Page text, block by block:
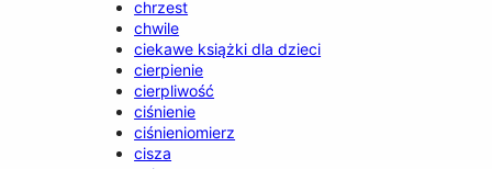
chrzest
chwile
ciekawe książki dla dzieci
cierpienie
cierpliwość
ciśnienie
ciśnieniomierz
cisza